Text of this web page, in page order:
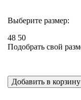
Выберите размер:
48 50
Подобрать свой
Добавить в корзину